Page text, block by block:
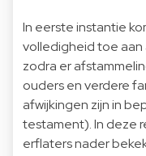
In eerste instantie
volledigheid toe
zodra er
ouders en verdere
afwijkingen zijn in
testament). In deze
erflaters nader